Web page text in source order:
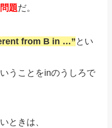
題だ。
from B in …” とい
うことをinのうしろで
ときは、